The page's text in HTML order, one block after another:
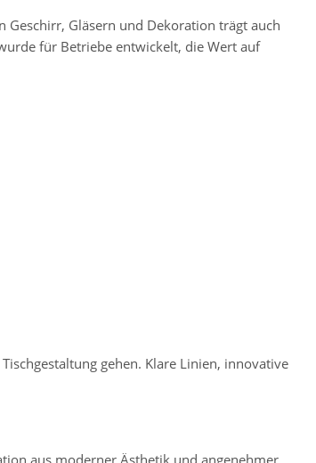
Gläsern und Dekoration trägt auch
für Betriebe entwickelt, die Wert auf
gehen. Klare Linien, innovative
aus moderner Ästhetik und angenehmer